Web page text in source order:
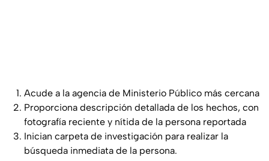
Acude a la agencia de Ministerio Público más cercana
Proporciona descripción detallada de los hechos, con
fotografía reciente y nítida de la persona reportada
Inician carpeta de investigación para realizar la
búsqueda inmediata de la persona.